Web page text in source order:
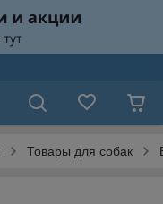
Товары для собак